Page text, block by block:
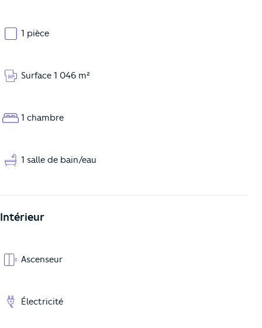
1 pièce
Surface 1 046 m²
1 chambre
1 salle de bain/eau
Intérieur
Ascenseur
Électricité